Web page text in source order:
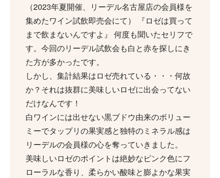
（2023年夏開催、リーデル名古屋店の会員様を
集めたワイン試飲即売会にて） 『ロゼは買って
まで飲まないんですよ』 何度も聞いたセリフで
す。今回のリーデル試飲会も白と赤を探しにき
た方が多かったです。
しかし、集計結果はロゼ売れている・・・何故
か？それは抜群に美味しいロゼに出会ってない
だけなんです！
白ワインには出せない黒ブドウ由来のボリュー
ミーでタップリの果実感と独特のミネラル感は
リーデルの会員様の心を奪っていきました。
美味しいロゼのポイントは絶妙なピンク色にフ
ローラルな香り、柔らかい酸味と膨よかな果実